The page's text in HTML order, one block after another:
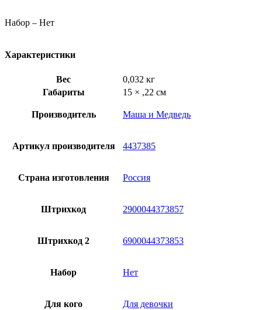
Набор – Нет
Характеристики
Вес
0,032 кг
Габариты
15 × ,22 см
Производитель Маша и Медведь
Артикул производителя 4437385
Страна изготовления Россия
Штрихкод 2900044373857
Штрихкод 2 6900044373853
Набор Нет
Для кого Для девочки